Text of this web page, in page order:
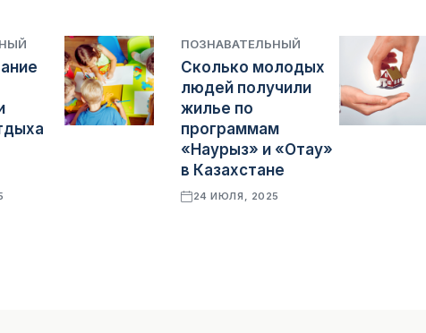
ПОЗНАВАТЕЛЬНЫЙ
Сколько молодых
людей получили
жилье по
программам
«Наурыз» и «Отау»
в Казахстане
24 ИЮЛЯ, 2025